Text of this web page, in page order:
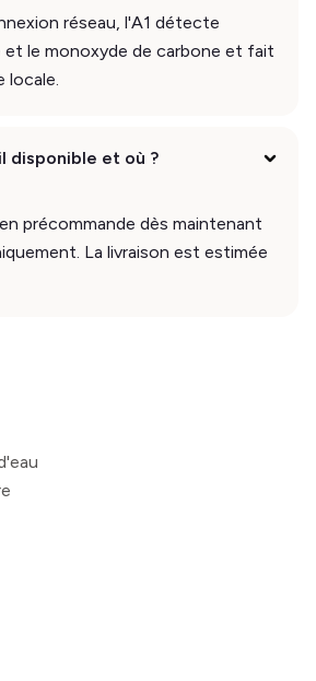
réseau, l'A1 détecte
le monoxyde de carbone et fait
locale.
disponible et où ?
précommande dès maintenant
La livraison est estimée